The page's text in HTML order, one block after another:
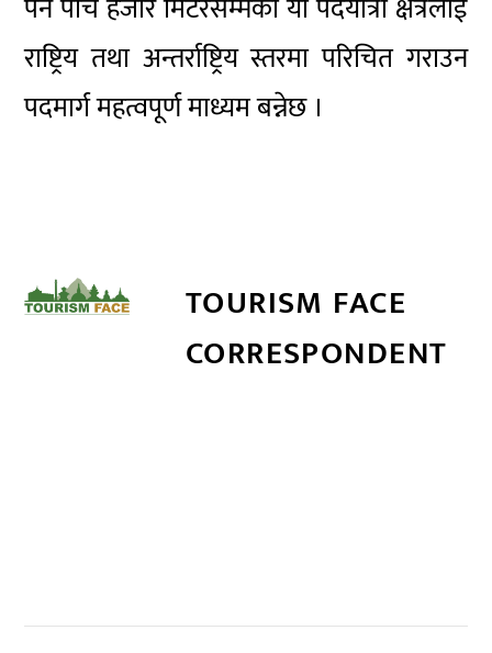
पर्ने पाँच हजार मिटरसम्मको यो पदयात्रा क्षेत्रलाई
राष्ट्रिय तथा अन्तर्राष्ट्रिय स्तरमा परिचित गराउन
पदमार्ग महत्वपूर्ण माध्यम बन्नेछ ।
TOURISM FACE
CORRESPONDENT